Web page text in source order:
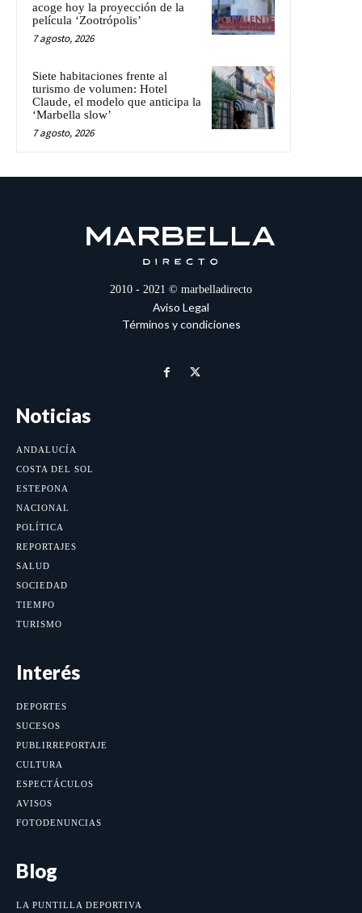
acoge hoy la proyección de la
película ‘Zootrópolis’
7 agosto, 2026
Siete habitaciones frente al
turismo de volumen: Hotel
Claude, el modelo que anticipa la
‘Marbella slow’
7 agosto, 2026
2010 - 2021 © marbelladirecto
Aviso Legal
Términos y condiciones
Noticias
ANDALUCÍA
COSTA DEL SOL
ESTEPONA
NACIONAL
POLÍTICA
REPORTAJES
SALUD
SOCIEDAD
TIEMPO
TURISMO
Interés
DEPORTES
SUCESOS
PUBLIRREPORTAJE
CULTURA
ESPECTÁCULOS
AVISOS
FOTODENUNCIAS
Blog
LA PUNTILLA DEPORTIVA